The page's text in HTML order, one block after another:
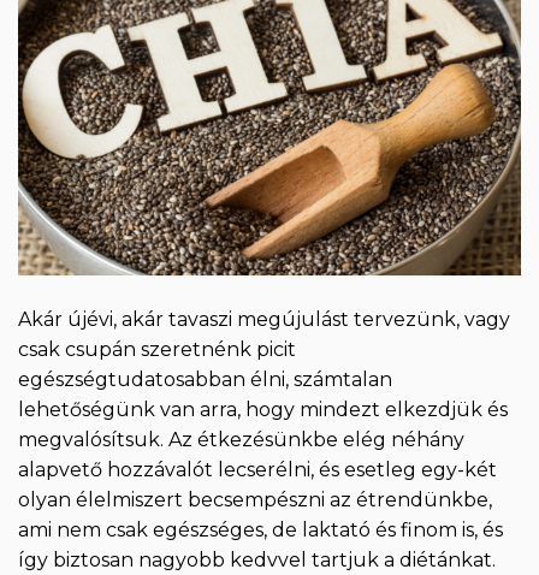
Akár újévi, akár tavaszi megújulást tervezünk, vagy
csak csupán szeretnénk picit
egészségtudatosabban élni, számtalan
lehetőségünk van arra, hogy mindezt elkezdjük és
megvalósítsuk. Az étkezésünkbe elég néhány
alapvető hozzávalót lecserélni, és esetleg egy-két
olyan élelmiszert becsempészni az étrendünkbe,
ami nem csak egészséges, de laktató és finom is, és
így biztosan nagyobb kedvvel tartjuk a diétánkat.